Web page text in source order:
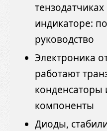
индикаторе:
руководство
Электроника
работают
конденсаторы
компоненты
Диоды,